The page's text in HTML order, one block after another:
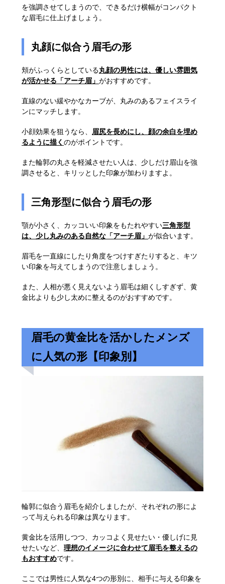
を強調させてしまうので、できるだけ横幅がコンパクト
な眉毛に仕上げましょう。
丸顔に似合う眉毛の形
頬がふっくらとしている丸顔の男性には、優しい雰囲気
が活かせる「アーチ眉」 がおすすめです。
直線のない緩やかなカーブが、丸みのあるフェイスライ
ンにマッチします。
小顔効果を狙うなら、
眉尻を長めにし、顔の余白を埋め
るように描く のがポイントです。
また輪郭の丸さを軽減させたい人は、少しだけ眉山を強
調させると、キリッとした印象が加わりますよ。
三角形型に似合う眉毛の形
顎が小さく、カッコいい印象をもたれやすい三角形型
は、少し丸みのある自然な「アーチ眉」 が似合います。
眉毛を一直線にしたり角度をつけすぎたりすると、キツ
い印象を与えてしまうので注意しましょう。
また、人相が悪く見えないよう眉毛は細くしすぎず、黄
金比よりも少し太めに整えるのがおすすめです。
眉毛の黄金比を活かしたメンズ
に人気の形【印象別】
輪郭に似合う眉毛を紹介しましたが、それぞれの形によ
って与えられる印象は異なります。
黄金比を活用しつつ、カッコよく見せたい・優しげに見
せたいなど、 理想のイメージに合わせて眉毛を整えるの
もおすすめです。
ここでは男性に人気な4つの形別に、相手に与える印象を